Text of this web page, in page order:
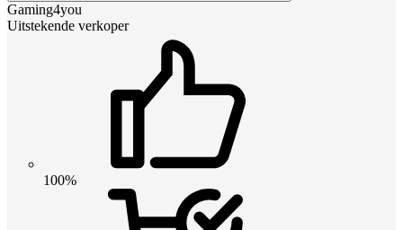
Gaming4you
Uitstekende verkoper
100%